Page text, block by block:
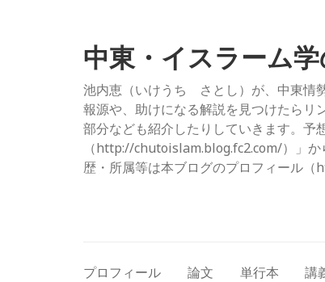
中東・イスラーム
池内恵（いけうち さとし）が、中東情
報源や、助けになる解説を見つけたらリ
部分なども紹介したりしていきます。予
（http://chutoislam.blog.fc2.com/）」
歴・所属等は本ブログのプロフィール
プロフィール 論文 単行本 講